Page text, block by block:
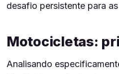
desafio persistente para
Motocicletas:
Analisando